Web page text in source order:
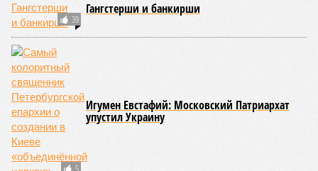
39
Гангстерши и банкирши
5
Игумен Евстафий: Московский Патриархат
упустил Украину